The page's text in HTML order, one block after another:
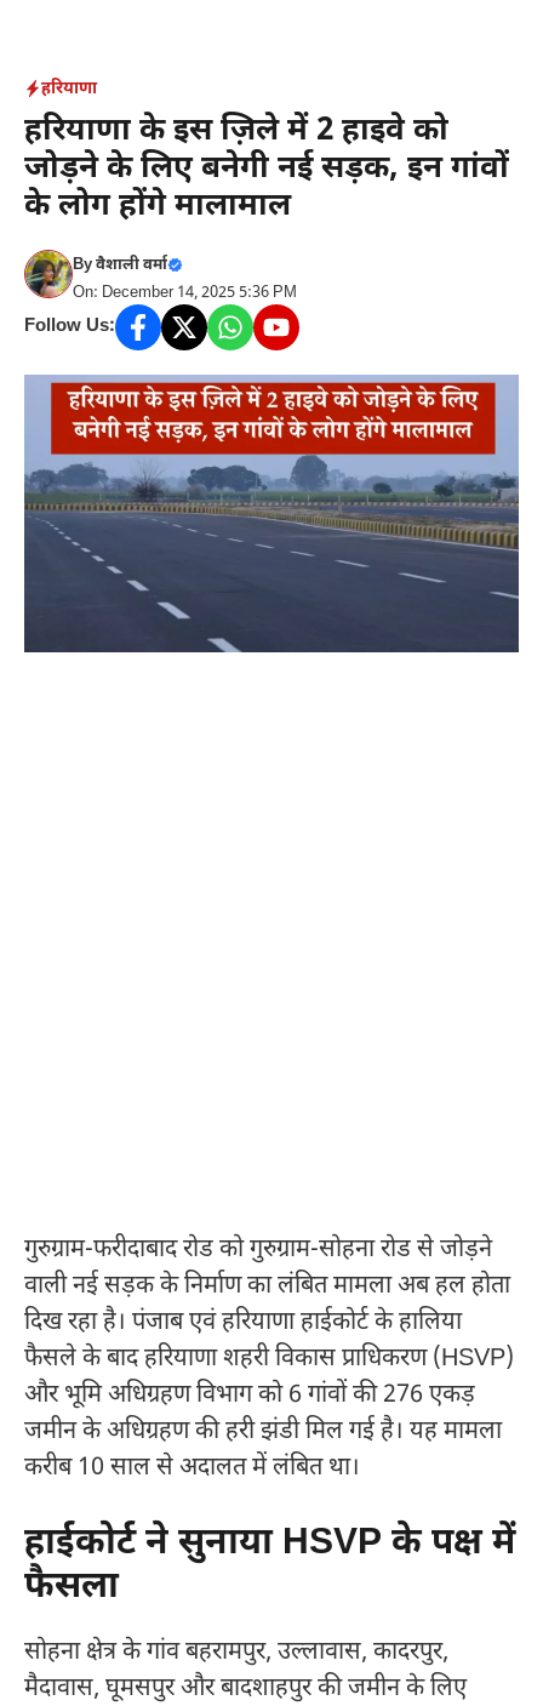
content
हरियाणा
हरियाणा के इस ज़िले में 2 हाइवे को
जोड़ने के लिए बनेगी नई सड़क, इन गांवों
के लोग होंगे मालामाल
Byवैशाली वर्मा
On: December 14, 2025 5:36 PM
Follow Us:
गुरुग्राम-फरीदाबाद रोड को गुरुग्राम-सोहना रोड से जोड़ने
वाली नई सड़क के निर्माण का लंबित मामला अब हल होता
दिख रहा है। पंजाब एवं हरियाणा हाईकोर्ट के हालिया
फैसले के बाद हरियाणा शहरी विकास प्राधिकरण (HSVP)
और भूमि अधिग्रहण विभाग को 6 गांवों की 276 एकड़
जमीन के अधिग्रहण की हरी झंडी मिल गई है। यह मामला
करीब 10 साल से अदालत में लंबित था।
हाईकोर्ट ने सुनाया HSVP के पक्ष में
फैसला
सोहना क्षेत्र के गांव बहरामपुर, उल्लावास, कादरपुर,
मैदावास, घूमसपुर और बादशाहपुर की जमीन के लिए